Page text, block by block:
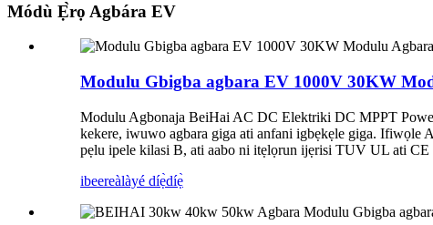
Módù Ẹ̀rọ Agbára EV
Modulu Gbigba agbara EV 1000V 30KW
Modulu Agbonaja BeiHai AC DC Elektriki DC MPPT
kekere, iwuwo agbara giga ati anfani igbẹkẹle giga.
pẹlu ipele kilasi B, ati aabo ni itẹlọrun ijẹrisi TUV UL ati CE
ibeereàlàyé díẹ̀díẹ̀